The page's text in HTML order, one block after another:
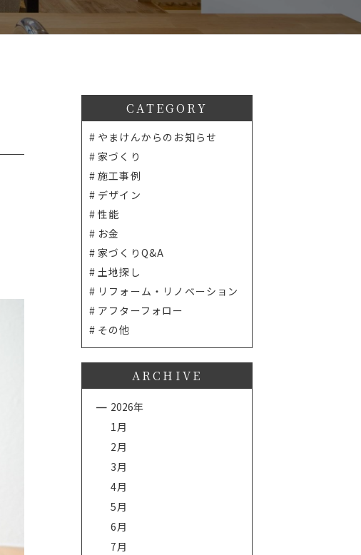
CATEGORY
やまけんからのお知らせ
家づくり
施工事例
デザイン
性能
お金
家づくりQ&A
土地探し
リフォーム・リノベーション
アフターフォロー
その他
ARCHIVE
2026年
1月
2月
3月
4月
5月
6月
7月